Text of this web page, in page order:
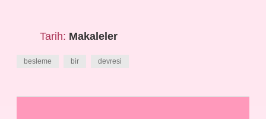
Tarih: Makaleler
besleme bir devresi